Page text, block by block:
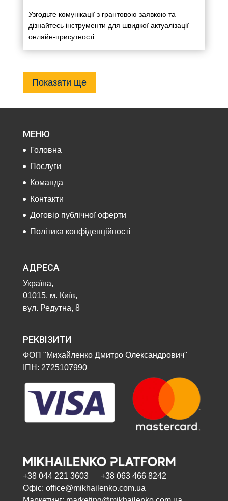
Узгодьте комунікації з грантовою заявкою та
дізнайтесь інструменти для швидкої актуалізації
онлайн-присутності.
Показати ще
МЕНЮ
Головна
Послуги
Команда
Контакти
Договір публічної оферти
Політика конфіденційності
АДРЕСА
Україна,
01015, м. Київ,
вул. Редутна, 8
РЕКВІЗИТИ
ФОП "Михайленко Дмитро Олександрович"
ІПН: 2725107990
+38 044 221 3603 +38 063 466 8242
Офіс: office@mikhailenko.com.ua